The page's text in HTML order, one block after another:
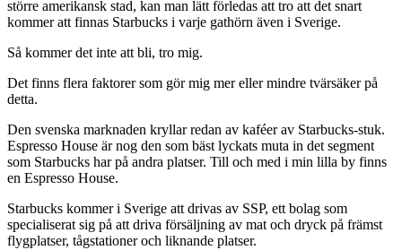
större amerikansk stad, kan man lätt förledas att tro att det snart
kommer att finnas Starbucks i varje gathörn även i Sverige.
Så kommer det inte att bli, tro mig.
Det finns flera faktorer som gör mig mer eller mindre tvärsäker på
detta.
Den svenska marknaden kryllar redan av kaféer av Starbucks-stuk.
Espresso House är nog den som bäst lyckats muta in det segment
som Starbucks har på andra platser. Till och med i min lilla by finns
en Espresso House.
Starbucks kommer i Sverige att drivas av SSP, ett bolag som
specialiserat sig på att driva försäljning av mat och dryck på främst
flygplatser, tågstationer och liknande platser.